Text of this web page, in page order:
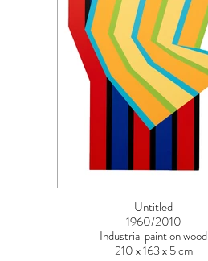
Untitled
1960/2010
Industrial paint on wood
210 x 163 x 5 cm